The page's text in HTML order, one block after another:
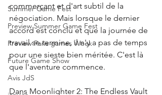
Summer Game Fest
Preview Summer Game Fest
Preview Paris games Week
Future Game Show
Avis JdS
commerçant et d'art subtil de la
négociation. Mais lorsque le dernier
accord est conclu et que la journée de
travail se termine, il n'y a pas de temps
pour une sieste bien méritée. C'est là
que l'aventure commence.
Dans Moonlighter 2: The Endless Vault